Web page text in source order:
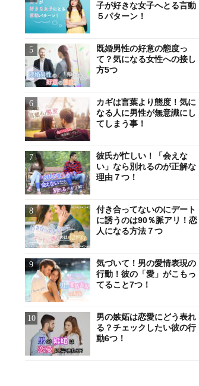
子が好きな女子へとる言動
５パターン！
既婚男性の好意の態度っ
て？気になる女性への接し
方5つ
カギは言葉より態度！気に
なる人に男性が無意識にし
てしまう事！
彼氏が忙しい！「会えな
い」なら別れるのが正解な
理由７つ！
付き合ってないのにデート
に誘うのは90％脈アリ！恋
人になる方法７つ
気づいて！男の愛情表現の
行動！彼の「愛」がこもっ
てること7つ！
男の嫉妬は恋愛にどう表れ
る？チェックしたい彼の行
動6つ！